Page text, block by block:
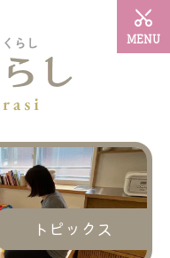
MENU
トピックス